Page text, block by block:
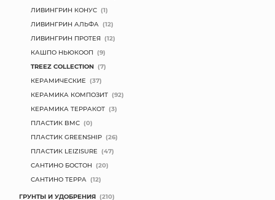
ЛИВИНГРИН КОНУС (1)
ЛИВИНГРИН АЛЬФА (12)
ЛИВИНГРИН ПРОТЕЯ (12)
КАШПО НЬЮКООП (9)
TREEZ COLLECTION (7)
КЕРАМИЧЕСКИЕ (37)
КЕРАМИКА КОМПОЗИТ (92)
КЕРАМИКА ТЕРРАКОТ (3)
ПЛАСТИК BMC (0)
ПЛАСТИК GREENSHIP (26)
ПЛАСТИК LEIZISURE (47)
САНТИНО БОСТОН (20)
САНТИНО ТЕРРА (12)
ГРУНТЫ И УДОБРЕНИЯ (210)